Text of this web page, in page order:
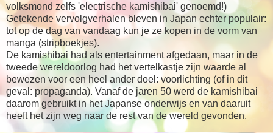
volksmond zelfs 'electrische kamishibai' genoemd!)
Getekende vervolgverhalen bleven in Japan echter populair:
tot op de dag van vandaag kun je ze kopen in de vorm van
manga (stripboekjes).
De kamishibai had als entertainment afgedaan, maar in de
tweede wereldoorlog had het vertelkastje zijn waarde al
bewezen voor een heel ander doel: voorlichting (of in dit
geval: propaganda). Vanaf de jaren 50 werd de kamishibai
daarom gebruikt in het Japanse onderwijs en van daaruit
heeft het zijn weg naar de rest van de wereld gevonden.